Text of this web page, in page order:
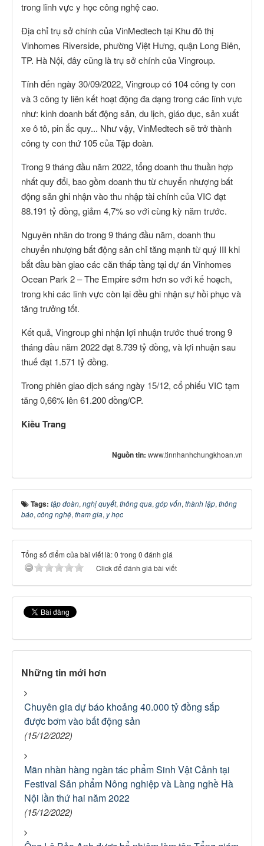
trong lĩnh vực y học công nghệ cao.
Địa chỉ trụ sở chính của VinMedtech tại Khu đô thị
Vinhomes Riverside, phường Việt Hưng, quận Long Biên,
TP. Hà Nội, đây cũng là trụ sở chính của Vingroup.
Tính đến ngày 30/09/2022, Vingroup có 104 công ty con
và 3 công ty liên kết hoạt động đa dạng trong các lĩnh vực
như: kinh doanh bất động sản, du lịch, giáo dục, sản xuất
xe ô tô, pin ắc quy... Như vậy, VinMedtech sẽ trở thành
công ty con thứ 105 của Tập đoàn.
Trong 9 tháng đầu năm 2022, tổng doanh thu thuần hợp
nhất quy đổi, bao gồm doanh thu từ chuyển nhượng bất
động sản ghi nhận vào thu nhập tài chính của VIC đạt
88.191 tỷ đồng, giảm 4,7% so với cùng kỳ năm trước.
Nguyên nhân do trong 9 tháng đầu năm, doanh thu
chuyển nhượng bất động sản chỉ tăng mạnh từ quý III khi
bắt đầu bàn giao các căn thấp tầng tại dự án Vinhomes
Ocean Park 2 – The Empire sớm hơn so với kế hoạch,
trong khi các lĩnh vực còn lại đều ghi nhận sự hồi phục và
tăng trưởng tốt.
Kết quả, Vingroup ghi nhận lợi nhuận trước thuế trong 9
tháng đầu năm 2022 đạt 8.739 tỷ đồng, và lợi nhuận sau
thuế đạt 1.571 tỷ đồng.
Trong phiên giao dịch sáng ngày 15/12, cổ phiếu VIC tạm
tăng 0,66% lên 61.200 đồng/CP.
Kiều Trang
Nguồn tin: www.tinnhanhchungkhoan.vn
Tags: tập đoàn, nghị quyết, thông qua, góp vốn, thành lập, thông
báo, công nghệ, tham gia, y học
Tổng số điểm của bài viết là: 0 trong 0 đánh giá
Click để đánh giá bài viết
Những tin mới hơn
Chuyên gia dự báo khoảng 40.000 tỷ đồng sắp
được bơm vào bất động sản
(15/12/2022)
Mãn nhàn hàng ngàn tác phẩm Sinh Vật Cảnh tại
Festival Sản phẩm Nông nghiệp và Làng nghề Hà
Nội lần thứ hai năm 2022
(15/12/2022)